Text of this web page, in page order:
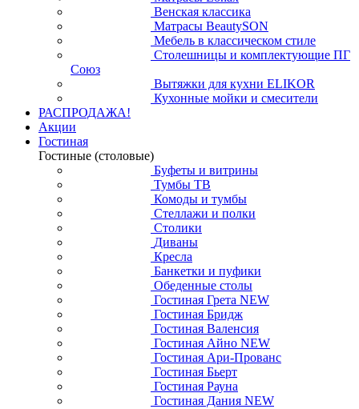
Венская классика
Матрасы BeautySON
Мебель в классическом стиле
Столешницы и комплектующие ПГ
Союз
Вытяжки для кухни ELIKOR
Кухонные мойки и смесители
РАСПРОДАЖА!
Акции
Гостиная
Гостиные (столовые)
Буфеты и витрины
Тумбы ТВ
Комоды и тумбы
Стеллажи и полки
Столики
Диваны
Кресла
Банкетки и пуфики
Обеденные столы
Гостиная Грета NEW
Гостиная Бридж
Гостиная Валенсия
Гостиная Айно NEW
Гостиная Ари-Прованс
Гостиная Бьерт
Гостиная Рауна
Гостиная Дания NEW